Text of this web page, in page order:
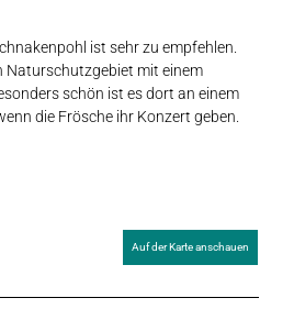
ist sehr zu empfehlen.
Naturschutzgebiet mit einem
schön ist es dort an einem
die Frösche ihr Konzert geben.
Auf der Karte anschauen